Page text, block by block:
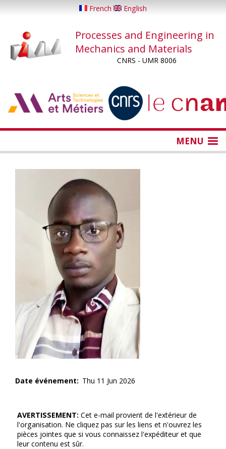
content
French English
Processes and Engineering in
Mechanics and Materials
CNRS - UMR 8006
MENU
Date événement Thu 11 Jun 2026
AVERTISSEMENT: Cet e-mail provient de l'extérieur de
l'organisation. Ne cliquez pas sur les liens et n'ouvrez les
pièces jointes que si vous connaissez l'expéditeur et que
leur contenu est sûr.